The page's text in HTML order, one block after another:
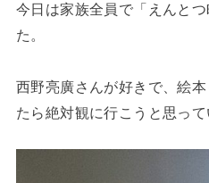
今日は家族全員で「えんと
た。
西野亮廣さんが好きで、絵
たら絶対観に行こうと思って